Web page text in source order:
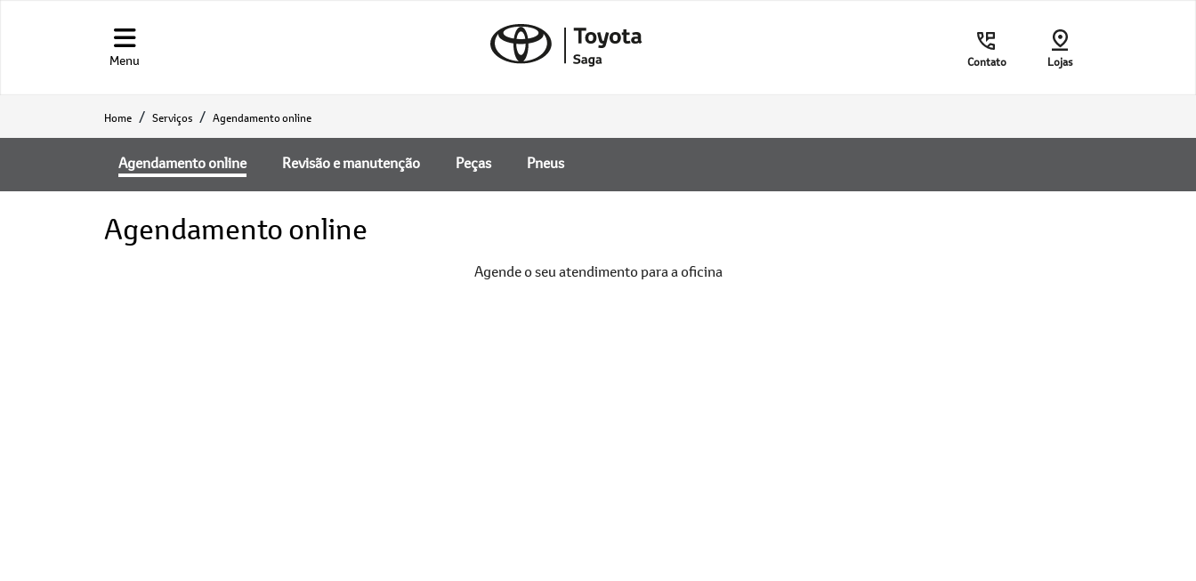
Menu Contato Lojas
Home Serviços Agendamento online
Agendamento online Revisão e manutenção Peças Pneus
Agendamento online
Agende o seu atendimento para a oficina